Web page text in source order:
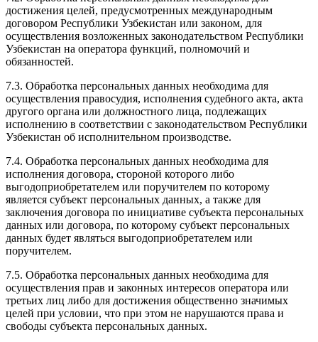
достижения целей, предусмотренных международным
договором Республики Узбекистан или законом, для
осуществления возложенных законодательством Республики
Узбекистан на оператора функций, полномочий и
обязанностей.
7.3. Обработка персональных данных необходима для
осуществления правосудия, исполнения судебного акта, акта
другого органа или должностного лица, подлежащих
исполнению в соответствии с законодательством Республики
Узбекистан об исполнительном производстве.
7.4. Обработка персональных данных необходима для
исполнения договора, стороной которого либо
выгодоприобретателем или поручителем по которому
является субъект персональных данных, а также для
заключения договора по инициативе субъекта персональных
данных или договора, по которому субъект персональных
данных будет являться выгодоприобретателем или
поручителем.
7.5. Обработка персональных данных необходима для
осуществления прав и законных интересов оператора или
третьих лиц либо для достижения общественно значимых
целей при условии, что при этом не нарушаются права и
свободы субъекта персональных данных.